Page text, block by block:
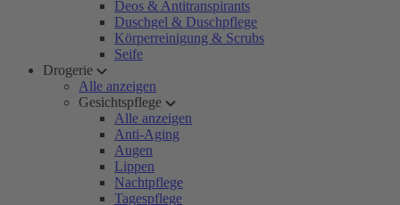
Deos & Antitranspirants
Duschgel & Duschpflege
Körperreinigung & Scrubs
Seife
Drogerie
Alle anzeigen
Gesichtspflege
Alle anzeigen
Anti-Aging
Augen
Lippen
Nachtpflege
Tagespflege